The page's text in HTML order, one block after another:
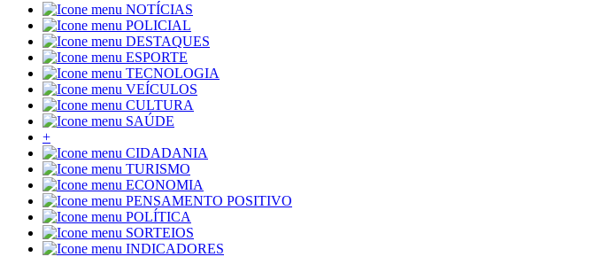
NOTÍCIAS
POLICIAL
DESTAQUES
ESPORTE
TECNOLOGIA
VEÍCULOS
CULTURA
SAÚDE
+
CIDADANIA
TURISMO
ECONOMIA
PENSAMENTO POSITIVO
POLÍTICA
SORTEIOS
INDICADORES